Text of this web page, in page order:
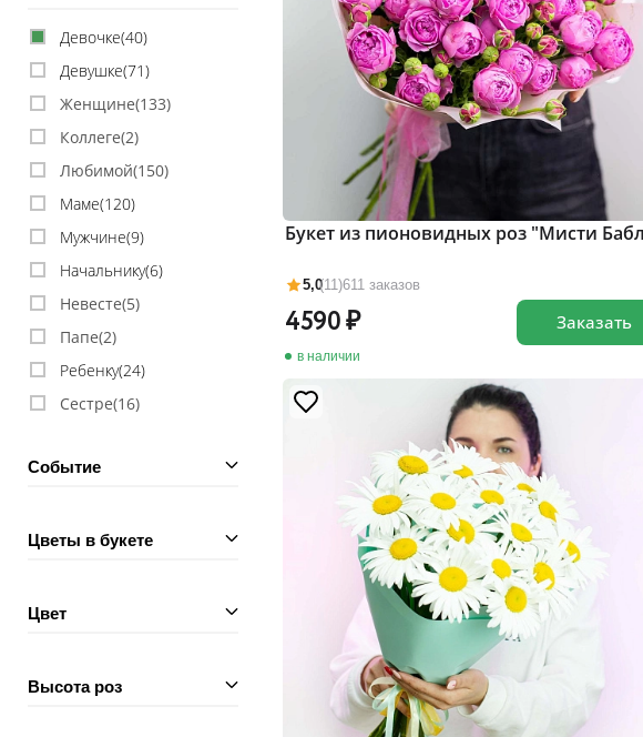
Девочке(40)
Девушке(71)
Женщине(133)
Коллеге(2)
Любимой(150)
Маме(120)
Мужчине(9)
Начальнику(6)
Невесте(5)
Папе(2)
Ребенку(24)
Сестре(16)
Событие
Цветы в букете
Цвет
Высота роз
5,0(11)611 заказов
Букет из пионовидных роз "Мисти
4590
в наличии
Заказать